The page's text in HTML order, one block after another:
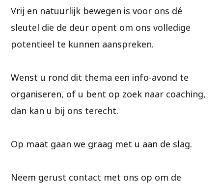
Vrij en natuurlijk bewegen is voor ons dé
sleutel die de deur opent om ons volledige
potentieel te kunnen aanspreken.
Wenst u rond dit thema een info-avond te
organiseren, of u bent op zoek naar coaching,
dan kan u bij ons terecht.
Op maat gaan we graag met u aan de slag.
Neem gerust contact met ons op om de